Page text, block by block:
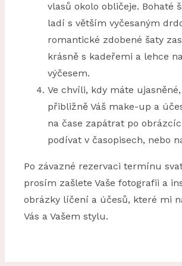
vlasů okolo obličeje. Bohaté
ladí s větším vyčesaným
romantické zdobené šaty
krásně s kadeřemi a lehce
výčesem.
Ve chvíli, kdy máte
přibližně Váš make-up a
na čase zapátrat po
podívat v časopisech, nebo
Po závazné rezervaci termínu
prosím zašlete Vaše fotografii a
obrázky líčení a účesů, které mi
Vás a Vašem stylu.